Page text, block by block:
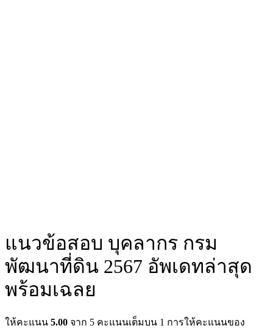
แนวข้อสอบ บุคลากร กรม
พัฒนาที่ดิน 2567 อัพเดทล่าสุด
พร้อมเฉลย
ให้คะแนน 5.00 จาก 5 คะแนนเต็มบน 1 การให้คะแนนของ